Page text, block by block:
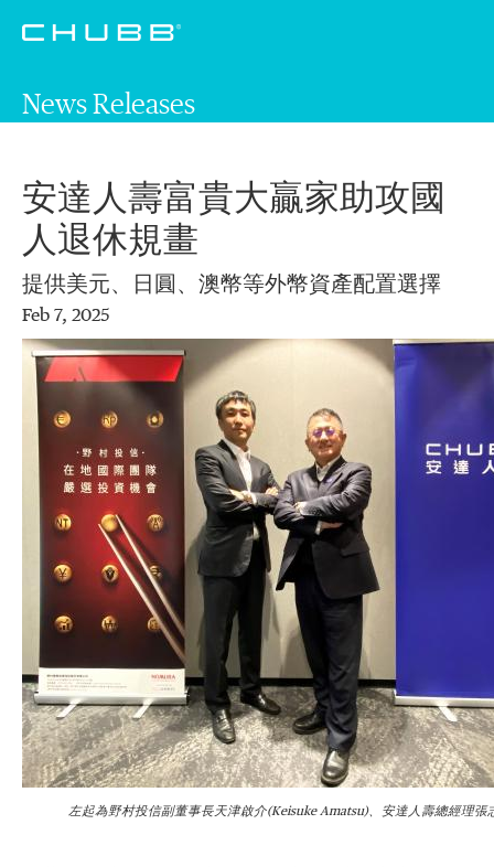
News Releases
安達人壽富貴大贏家助攻國
人退休規畫
提供美元、日圓、澳幣等外幣資產配置選擇
Feb 7, 2025
左起為野村投信副董事長天津啟介(Keisuke Amatsu)、安達人壽總經理張